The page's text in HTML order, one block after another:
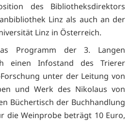
des Bibliotheksdirektors
Linz als auch an der
Linz in Österreich.
Programm der 3. Langen
einen Infostand des Trierer
unter der Leitung von
und Werk des Nikolaus von
Büchertisch der Buchhandlung
die Weinprobe beträgt 10 Euro,